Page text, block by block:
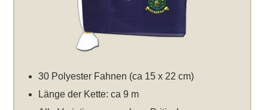
30 Polyester Fahnen (ca 15 x 22 cm)
Länge der Kette: ca 9 m